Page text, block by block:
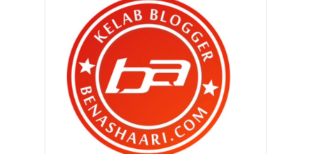
Hotel berapa bintang ni ??
Dari bawah katil bilik hotel ku..
Kat Johor Bahru sudah ..
Set CANTIK MENARIK ..
Year end sale - API advanced fat
burner